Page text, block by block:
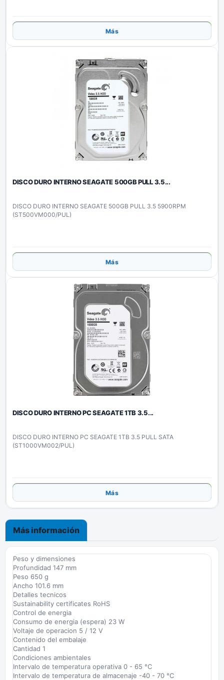
Añadir
Más
DISCO DURO INTERNO SEAGATE 500GB PULL 3.5...
DISCO DURO INTERNO SEAGATE 500GB PULL 3.5 5900RPM
(ST500VM000/PUL)
Añadir
Más
DISCO DURO INTERNO PC SEAGATE 1TB 3.5...
DISCO DURO INTERNO PC SEAGATE 1TB 3.5 PULL SATA
(ST1000VM002/PUL)
Añadir
Más
Más información
Peso y dimensiones
Profundidad 147 mm
Peso 650 g
Ancho 101.6 mm
Detalles tecnicos
Sustainability certificates RoHS
Control de energia
Consumo de energia (espera) 23 W
Voltaje de operacion 5 / 12 V
Contenido del embalaje
Cantidad 1
Condiciones ambientales
Intervalo de temperatura operativa 0 - 65 °C
Intervalo de temperatura de almacenaje -40 - 70 °C